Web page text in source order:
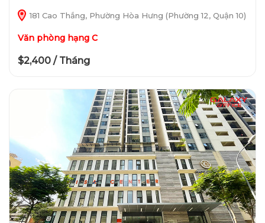
181 Cao Thắng, Phường Hòa Hưng (Phường 12, Quận 10)
Văn phòng hạng C
$2,400 / Tháng